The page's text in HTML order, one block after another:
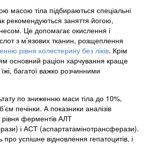
масою тіла підбираються спеціальні
рекомендуються заняття йогою,
Це допомагає окислення і
з м’язових тканин, розщеплення
рівня холестерину без ліків. Крім
основний раціон харчування краще
багатої важко розчинними
по зниженню маси тіла до 10%,
печінки. А показники аналізів
рівня ферментів АЛТ
і АСТ (аспартатамінотрансферази).
про успішне відновлення гепатоцитів, і